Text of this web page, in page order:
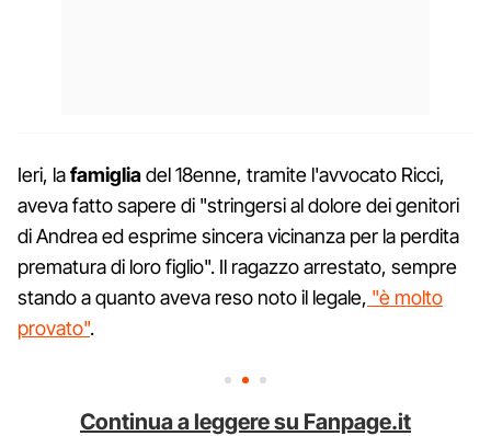
Ieri, lafamigliadel 18enne, tramite l'avvocato Ricci,
aveva fatto sapere di "stringersi al dolore dei genitori
di Andrea ed esprime sincera vicinanza per la perdita
prematura di loro figlio". Il ragazzo arrestato, sempre
stando a quanto aveva reso noto il legale, "è molto
provato".
Continua a leggere su Fanpage.it